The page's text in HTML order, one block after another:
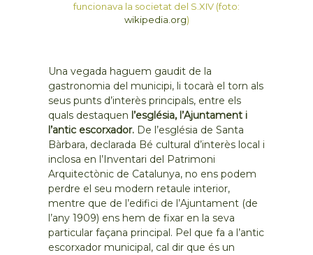
funcionava la societat del S.XIV (foto:
wikipedia.org)
Una vegada haguem gaudit de la
gastronomia del municipi, li tocarà el torn als
seus punts d’interès principals, entre els
quals destaquen l’església, l’Ajuntament i
l’antic escorxador.De l’església de Santa
Bàrbara, declarada Bé cultural d’interès local i
inclosa en l’Inventari del Patrimoni
Arquitectònic de Catalunya, no ens podem
perdre el seu modern retaule interior,
mentre que de l’edifici de l’Ajuntament (de
l’any 1909) ens hem de fixar en la seva
particular façana principal. Pel que fa a l’antic
escorxador municipal, cal dir que és un